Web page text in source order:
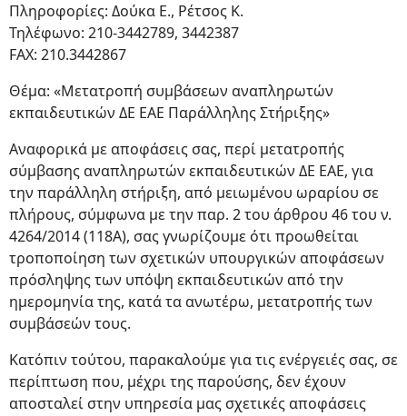
Πληροφορίες: Δούκα Ε., Ρέτσος Κ.
Τηλέφωνο: 210-3442789, 3442387
FAX: 210.3442867
Θέμα: «Μετατροπή συμβάσεων αναπληρωτών
εκπαιδευτικών ΔΕ ΕΑΕ Παράλληλης Στήριξης»
Αναφορικά με αποφάσεις σας, περί μετατροπής
σύμβασης αναπληρωτών εκπαιδευτικών ΔΕ ΕΑΕ, για
την παράλληλη στήριξη, από μειωμένου ωραρίου σε
πλήρους, σύμφωνα με την παρ. 2 του άρθρου 46 του ν.
4264/2014 (118Α), σας γνωρίζουμε ότι προωθείται
τροποποίηση των σχετικών υπουργικών αποφάσεων
πρόσληψης των υπόψη εκπαιδευτικών από την
ημερομηνία της, κατά τα ανωτέρω, μετατροπής των
συμβάσεών τους.
Κατόπιν τούτου, παρακαλούμε για τις ενέργειές σας, σε
περίπτωση που, μέχρι της παρούσης, δεν έχουν
αποσταλεί στην υπηρεσία μας σχετικές αποφάσεις